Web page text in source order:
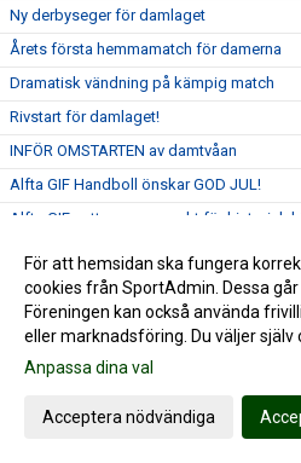
Ny derbyseger för damlaget
Årets första hemmamatch för damerna
Dramatisk vändning på kämpig match
Rivstart för damlaget!
INFÖR OMSTARTEN av damtvåan
Alfta GIF Handboll önskar GOD JUL!
Alfta GIF satte snygg punkt för historisk
Damerna möter ännu ett topplag
14-målsseger i Maserhallen
INFÖR Rosersberg hemma med Moa
För att hemsidan ska fungera
cookies från SportAdmin. Dessa
Föreningen kan också använda
eller marknadsföring. Du väljer själv
Anpassa dina val
Acceptera nödvändiga